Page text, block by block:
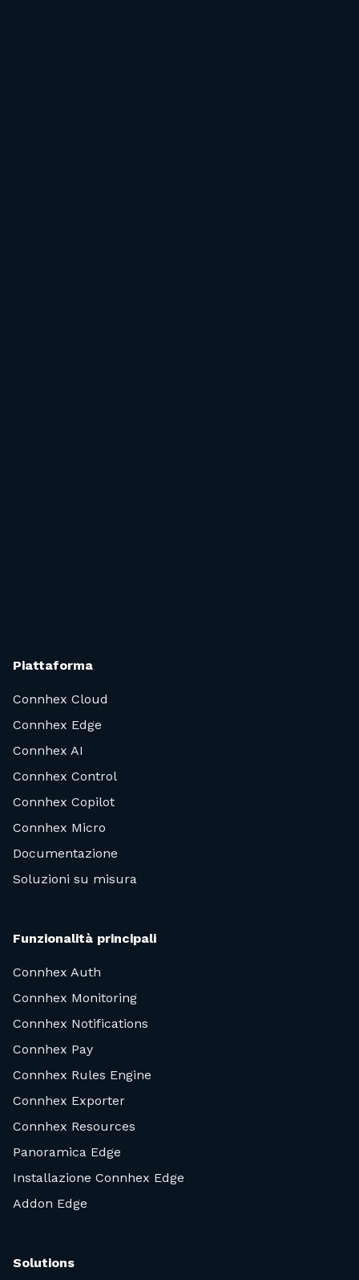
Piattaforma
Connhex Cloud
Connhex Edge
Connhex AI
Connhex Control
Connhex Copilot
Connhex Micro
Documentazione
Soluzioni su misura
Funzionalità principali
Connhex Auth
Connhex Monitoring
Connhex Notifications
Connhex Pay
Connhex Rules Engine
Connhex Exporter
Connhex Resources
Panoramica Edge
Installazione Connhex Edge
Addon Edge
Solutions